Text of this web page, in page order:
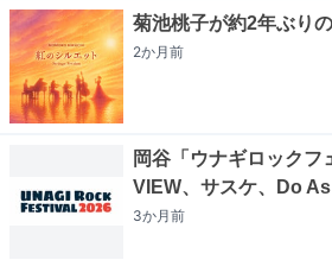
菊池桃子が約2年ぶり
2か月前
岡谷「ウナギロックフ
VIEW、サスケ、Do
3か月前